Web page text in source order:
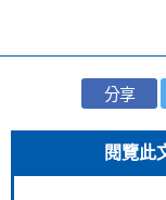
分享
閱覽此